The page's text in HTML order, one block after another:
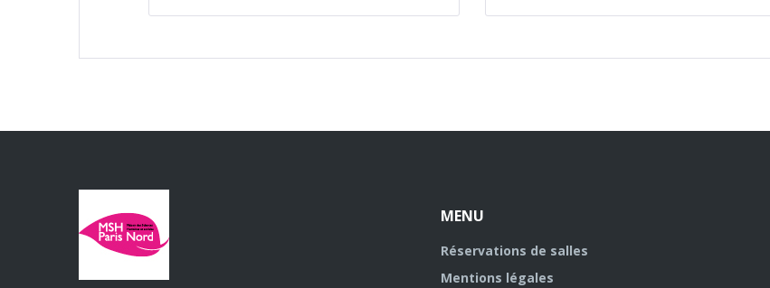
MENU
Réservations de salles
Mentions légales